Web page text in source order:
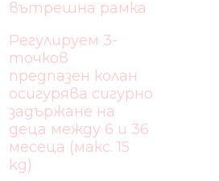
вътрешна рамка
Регулируем 3-
точков
предпазен колан
осигурява сигурно
задържане на
деца между 6 и 36
месеца (макс. 15
kg)